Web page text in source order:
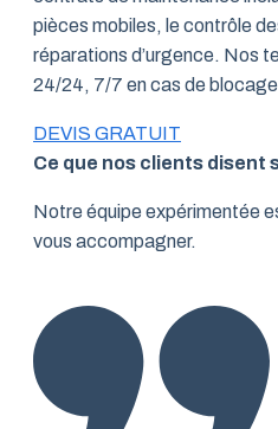
pièces mobiles, le contrôle
réparations d’urgence. Nos
24/24, 7/7 en cas de
DEVIS GRATUIT
Ce que nos clients disent
Notre équipe expérimentée
vous accompagner.